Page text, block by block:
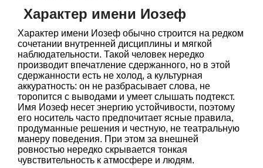
Характер имени Иозеф
Характер имени Иозеф обычно строится на редком
сочетании внутренней дисциплины и мягкой
наблюдательности. Такой человек нередко
производит впечатление сдержанного, но в этой
сдержанности есть не холод, а культурная
аккуратность: он не разбрасывает слова, не
торопится с выводами и умеет слышать подтекст.
Имя Иозеф несет энергию устойчивости, поэтому
его носитель часто предпочитает ясные правила,
продуманные решения и честную, не театральную
манеру поведения. При этом за внешней
ровностью нередко скрывается тонкая
чувствительность к атмосфере и людям.